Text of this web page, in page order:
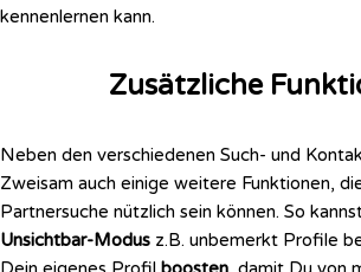
kennenlernen kann.
Zusätzliche
Neben den verschiedenen Such- und
Zweisam auch einige weitere Funktionen,
Partnersuche nützlich sein können. So
Unsichtbar-Modus z.B. unbemerkt Profile